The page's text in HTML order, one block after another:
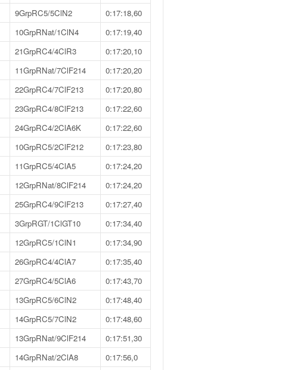
9GrpRC5/5ClN2
0:17:18,60
10GrpRNat/1ClN4
0:17:19,40
21GrpRC4/4ClR3
0:17:20,10
11GrpRNat/7ClF214
0:17:20,20
22GrpRC4/7ClF213
0:17:20,80
23GrpRC4/8ClF213
0:17:22,60
24GrpRC4/2ClA6K
0:17:22,60
10GrpRC5/2ClF212
0:17:23,80
11GrpRC5/4ClA5
0:17:24,20
12GrpRNat/8ClF214
0:17:24,20
25GrpRC4/9ClF213
0:17:27,40
3GrpRGT/1ClGT10
0:17:34,40
12GrpRC5/1ClN1
0:17:34,90
26GrpRC4/4ClA7
0:17:35,40
27GrpRC4/5ClA6
0:17:43,70
13GrpRC5/6ClN2
0:17:48,40
14GrpRC5/7ClN2
0:17:48,60
13GrpRNat/9ClF214
0:17:51,30
14GrpRNat/2ClA8
0:17:56,0